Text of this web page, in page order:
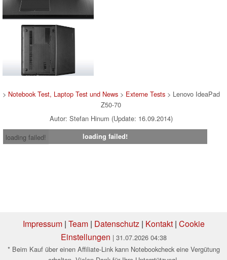
> Notebook Test, Laptop Test und News> Externe Tests> Lenovo IdeaPad
Z50-70
Autor: Stefan Hinum (Update: 16.09.2014)
loading failed!
loading failed!
Impressum| Team| Datenschutz| Kontakt| Cookie
Einstellungen | 31.07.2026 04:38
* Beim Kauf über einen Affiliate-Link kann Notebookcheck eine Vergütung